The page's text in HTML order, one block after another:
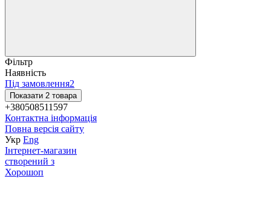
Фільтр
Наявність
Під замовлення2
Показати 2 товара
+380508511597
Контактна інформація
Повна версія сайту
Укр Eng
Інтернет-магазин
створений з
Хорошоп